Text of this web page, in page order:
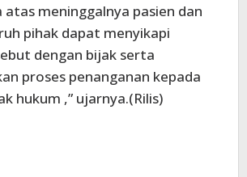
atas meninggalnya pasien dan
pihak dapat menyikapi
dengan bijak serta
proses penanganan kepada
hukum ,” ujarnya.(Rilis)